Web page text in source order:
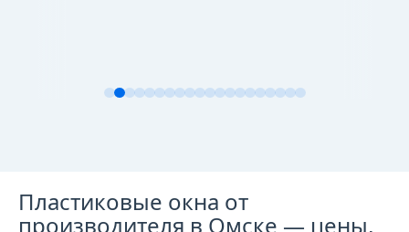
Пластиковые окна от
производителя в Омске — цены,